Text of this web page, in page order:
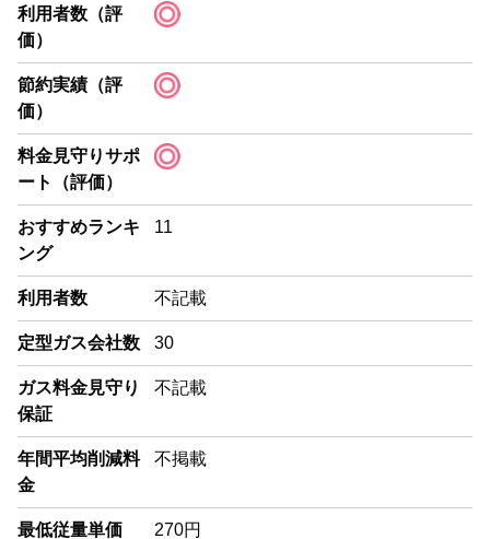
利用者数（評
価）
節約実績（評
価）
料金見守りサポ
ート（評価）
おすすめランキ
ング
11
利用者数 不記載
定型ガス会社数 30
ガス料金見守り
保証
不記載
年間平均削減料
金
不掲載
最低従量単価 270円